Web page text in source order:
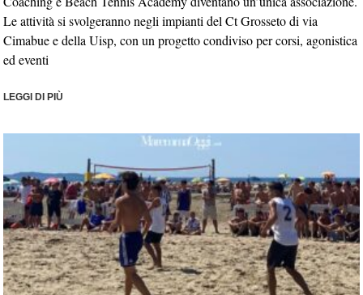
Le attività si svolgeranno negli impianti del Ct Grosseto di via
Cimabue e della Uisp, con un progetto condiviso per corsi, agonistica
ed eventi
LEGGI DI PIÙ